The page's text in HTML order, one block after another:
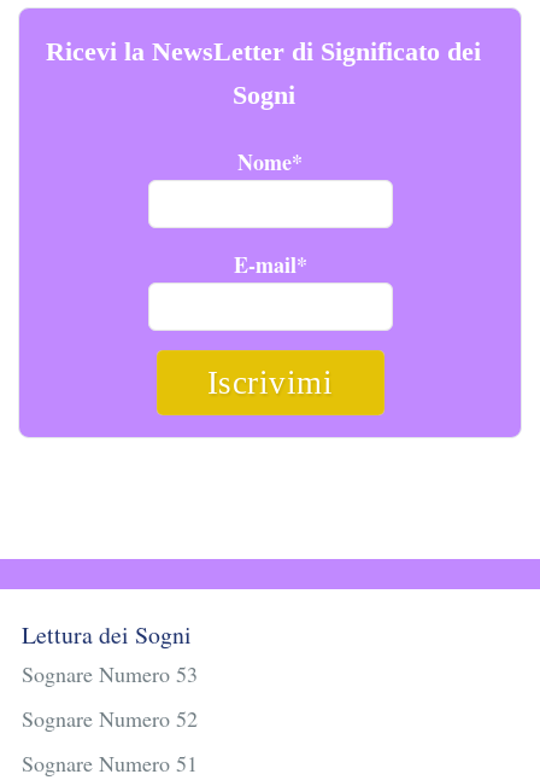
Ricevi la NewsLetter di Significato dei
Sogni
Nome*
E-mail*
Lettura dei Sogni
Sognare Numero 53
Sognare Numero 52
Sognare Numero 51